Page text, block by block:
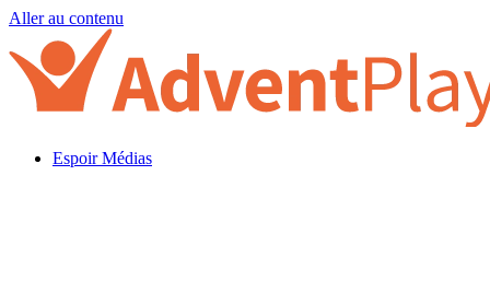
Aller au contenu
Espoir Médias